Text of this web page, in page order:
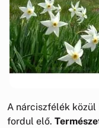
A nárciszfélék
fordul elő.